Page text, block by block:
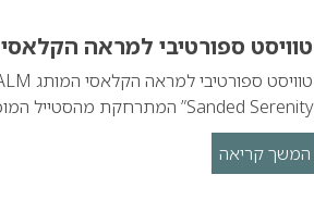
טוויסט ספורטיבי למראה הקלאסי
Sanded Serenity” המתרחקת מהסטייל המוכר.
המשך קריאה